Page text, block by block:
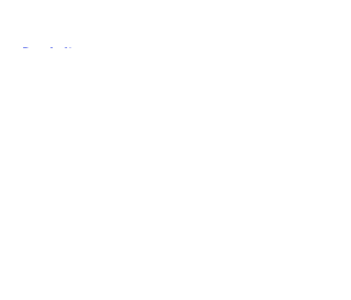
Deel dit evenement